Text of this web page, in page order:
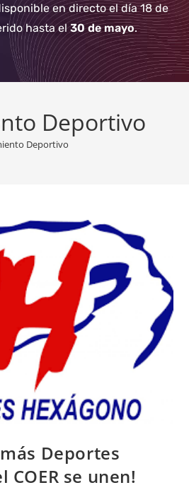
en directo el día 18 de
hasta el30 de mayo.
Deportivo
Deportivo
Deportes
COER se unen!